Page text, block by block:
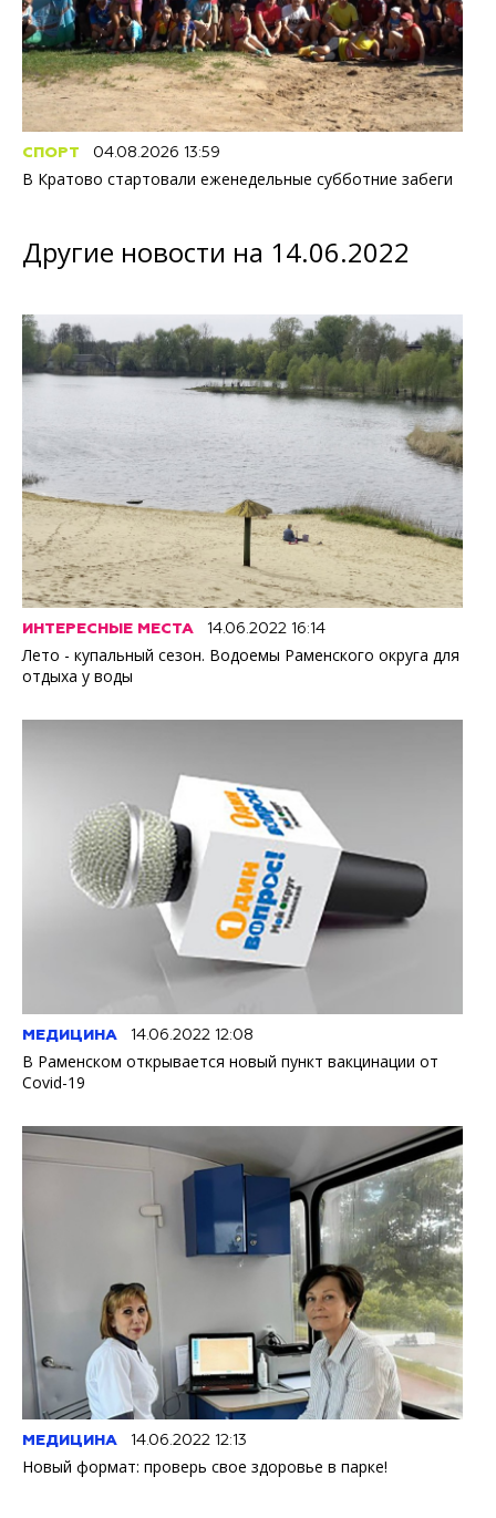
СПОРТ 04.08.2026 13:59
В Кратово стартовали еженедельные субботние забеги
Другие новости на 14.06.2022
ИНТЕРЕСНЫЕ МЕСТА 14.06.2022 16:14
Лето - купальный сезон. Водоемы Раменского округа для
отдыха у воды
МЕДИЦИНА 14.06.2022 12:08
В Раменском открывается новый пункт вакцинации от
Covid-19
МЕДИЦИНА 14.06.2022 12:13
Новый формат: проверь свое здоровье в парке!